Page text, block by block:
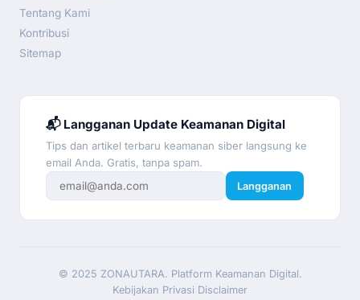
Tentang Kami
Kontribusi
Sitemap
📬 Langganan Update Keamanan Digital
Tips dan artikel terbaru keamanan siber langsung ke
email Anda. Gratis, tanpa spam.
Langganan
© 2025 ZONAUTARA. Platform Keamanan Digital.
Kebijakan Privasi Disclaimer